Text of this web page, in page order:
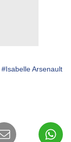
#Isabelle Arsenault